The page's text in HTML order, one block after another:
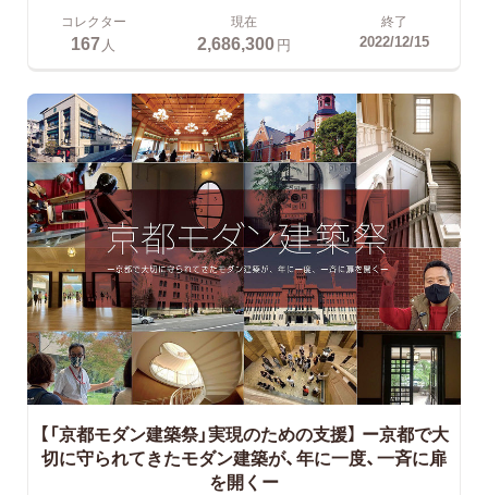
コレクター
167 人
現在
2,686,300円
終了
2022/12/15
【「京都モダン建築祭」実現のための支援】 ー京都で大
切に守られてきたモダン建築が、年に一度、一斉に扉
を開くー